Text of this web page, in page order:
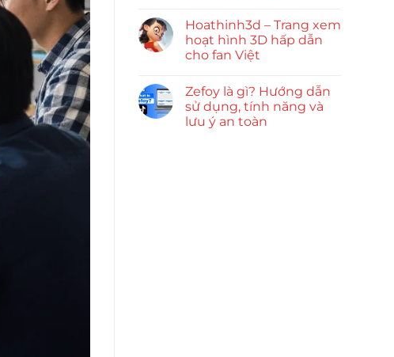
Hoathinh3d – Trang xem
hoạt hình 3D hấp dẫn
cho fan Việt
Zefoy là gì? Hướng dẫn
sử dụng, tính năng và
lưu ý an toàn